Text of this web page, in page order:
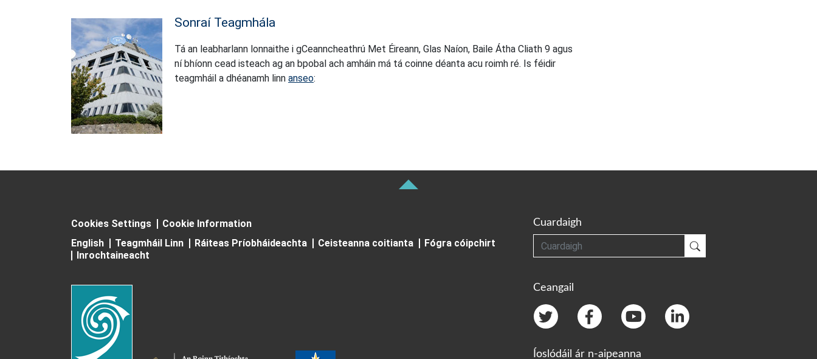
Sonraí Teagmhála
Tá an leabharlann lonnaithe i gCeanncheathrú Met Éireann, Glas Naíon, Baile Átha Cliath 9 agus
ní bhíonn cead isteach ag an bpobal ach amháin má tá coinne déanta acu roimh ré. Is féidir
teagmháil a dhéanamh linn anseo:
Cookies Settings
Cookie Information
English
Teagmháil Linn Ráiteas Príobháideachta Ceisteanna coitianta
Fógra cóipchirt
Inrochtaineacht
Cuardaigh
Cuardaigh
Ceangail
Íoslódáil ár n-aipeanna